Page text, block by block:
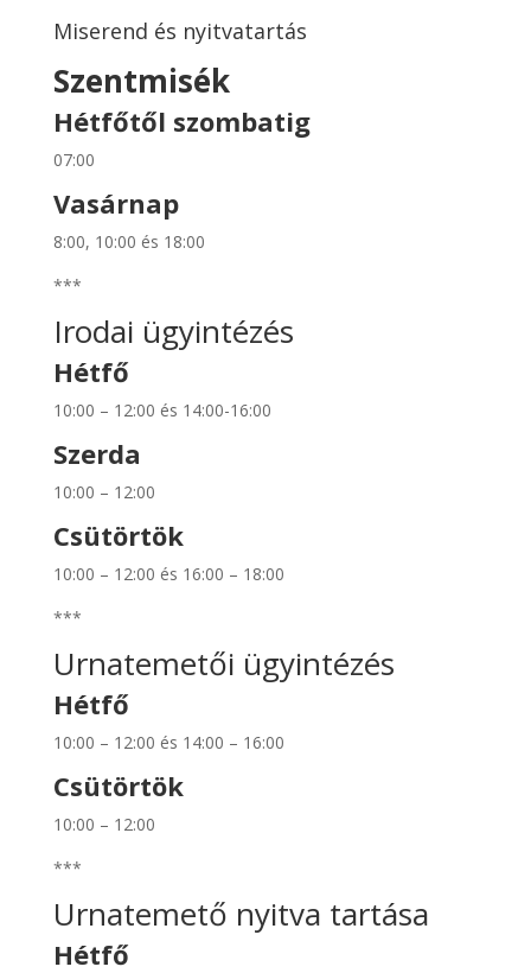
Miserend és nyitvatartás
Szentmisék
Hétfőtől szombatig
07:00
Vasárnap
8:00, 10:00 és 18:00
***
Irodai ügyintézés
Hétfő
10:00 – 12:00 és 14:00-16:00
Szerda
10:00 – 12:00
Csütörtök
10:00 – 12:00 és 16:00 – 18:00
***
Urnatemetői ügyintézés
Hétfő
10:00 – 12:00 és 14:00 – 16:00
Csütörtök
10:00 – 12:00
***
Urnatemető nyitva tartása
Hétfő